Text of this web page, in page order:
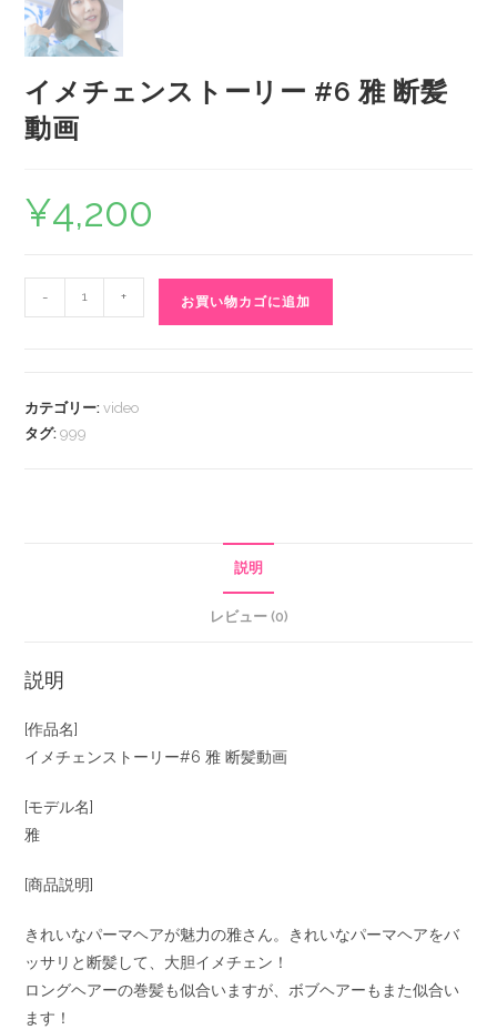
イメチェンストーリー #6 雅 断髪
動画
¥4,200
- + お買い物カゴに追加
カテゴリー:video
タグ:999
説明
レビュー (0)
説明
[作品名]
イメチェンストーリー#6 雅 断髪動画
[モデル名]
雅
[商品説明]
きれいなパーマヘアが魅力の雅さん。きれいなパーマヘアをバ
ッサリと断髪して、大胆イメチェン！
ロングヘアーの巻髪も似合いますが、ボブヘアーもまた似合い
ます！